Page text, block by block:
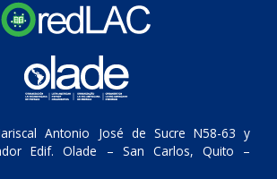
Antonio José de Sucre N58-63 y
Edif. Olade – San Carlos, Quito –